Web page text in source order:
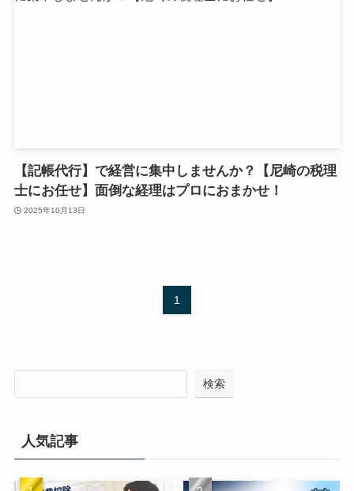
【記帳代行】で経営に集中しませんか？【尼崎の税理
士にお任せ】面倒な経理はプロにおまかせ！
2025年10月13日
1
検索
人気記事